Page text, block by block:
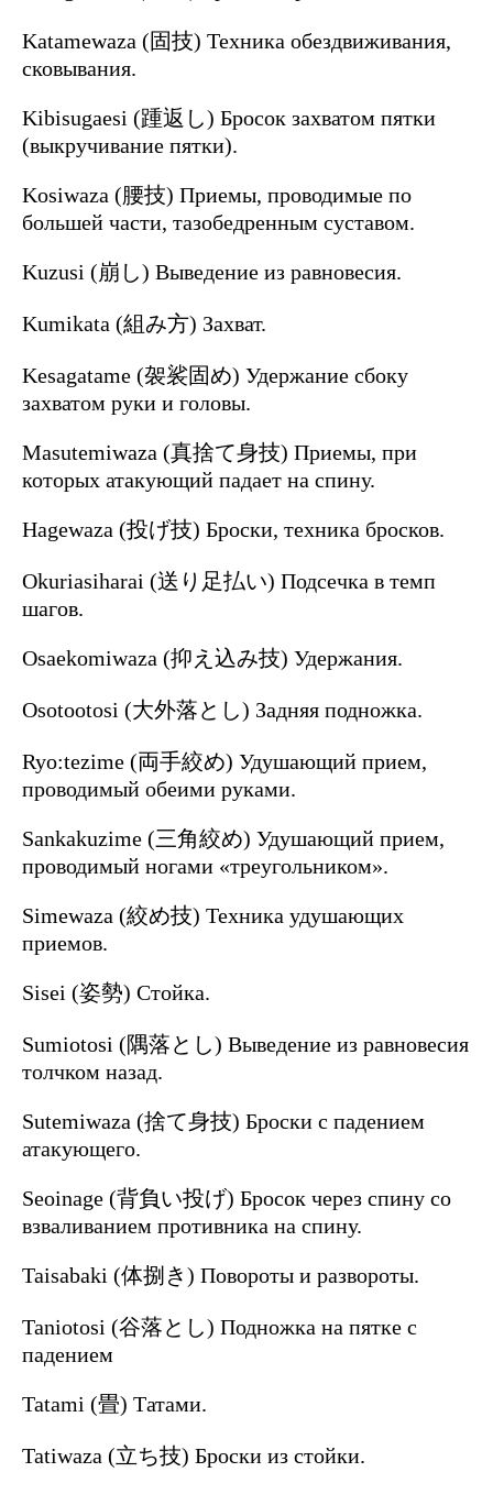
Katamewaza (固技) Техника обездвиживания,
сковывания.
Kibisugaesi (踵返し) Бросок захватом пятки
(выкручивание пятки).
Kosiwaza (腰技) Приемы, проводимые по
большей части, тазобедренным суставом.
Kuzusi (崩し) Выведение из равновесия.
Kumikata (組み方) Захват.
Kesagatame (袈裟固め) Удержание сбоку
захватом руки и головы.
Masutemiwaza (真捨て身技) Приемы, при
которых атакующий падает на спину.
Hagewaza (投げ技) Броски, техника бросков.
Okuriasiharai (送り足払い) Подсечка в темп
шагов.
Osaekomiwaza (抑え込み技) Удержания.
Osotootosi (大外落とし) Задняя подножка.
Ryo:tezime (両手絞め) Удушающий прием,
проводимый обеими руками.
Sankakuzime (三角絞め) Удушающий прием,
проводимый ногами «треугольником».
Simewaza (絞め技) Техника удушающих
приемов.
Sisei (姿勢) Стойка.
Sumiotosi (隅落とし) Выведение из равновесия
толчком назад.
Sutemiwaza (捨て身技) Броски с падением
атакующего.
Seoinage (背負い投げ) Бросок через спину со
взваливанием противника на спину.
Taisabaki (体捌き) Повороты и развороты.
Taniotosi (谷落とし) Подножка на пятке с
падением
Tatami (畳) Татами.
Tatiwaza (立ち技) Броски из стойки.